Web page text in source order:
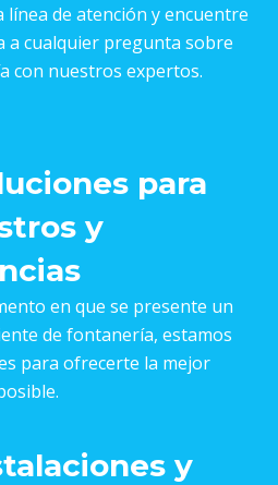
línea de atención y encuentre
a cualquier pregunta sobre
con nuestros expertos.
para
y
en que se presente un
de fontanería, estamos
para ofrecerte la mejor
y